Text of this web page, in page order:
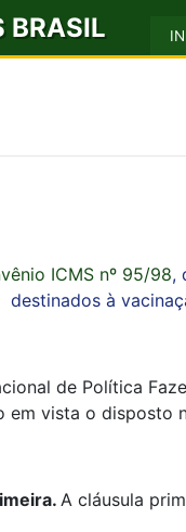
BRASIL
ICMS nº 95/98,
destinados à
de Política
em vista o disposto
A cláusula